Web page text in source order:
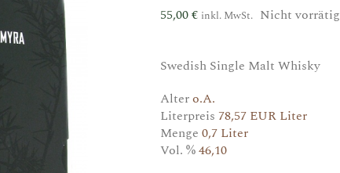
55,00€ inkl. MwSt. Nicht vorrätig
Swedish Single Malt Whisky
Altero.A.
Literpreis 78,57 EUR Liter
Menge 0,7 Liter
Vol. %46,10